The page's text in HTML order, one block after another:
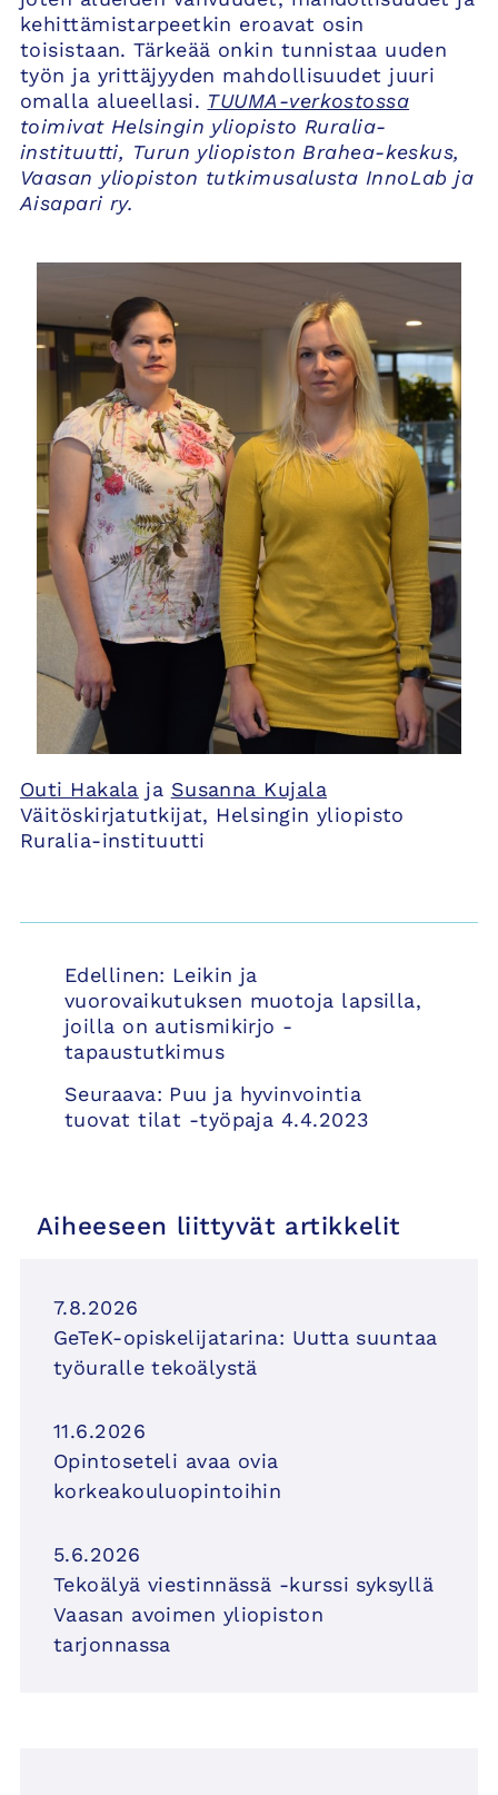
kehittämistarpeetkin eroavat osin
toisistaan. Tärkeää onkin tunnistaa uuden
työn ja yrittäjyyden mahdollisuudet juuri
omalla alueellasi. TUUMA-verkostossa
toimivat Helsingin yliopisto Ruralia-
instituutti, Turun yliopiston Brahea-keskus,
Vaasan yliopiston tutkimusalusta InnoLab ja
Aisapari ry.
Outi Hakala ja Susanna Kujala
Väitöskirjatutkijat, Helsingin yliopisto
Ruralia-instituutti
Artikkelien
selaus
Edellinen: Leikin ja
vuorovaikutuksen muotoja lapsilla,
joilla on autismikirjo -
tapaustutkimus
Seuraava: Puu ja hyvinvointia
tuovat tilat -työpaja 4.4.2023
Aiheeseen liittyvät artikkelit
7.8.2026
GeTeK-opiskelijatarina: Uutta suuntaa
työuralle tekoälystä
11.6.2026
Opintoseteli avaa ovia
korkeakouluopintoihin
5.6.2026
Tekoälyä viestinnässä -kurssi syksyllä
Vaasan avoimen yliopiston
tarjonnassa